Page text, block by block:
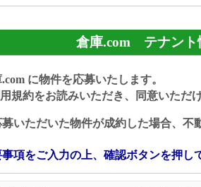
倉庫.com テナン
に物件を応募いたします。
規約をお読みいただき、同意いただ
募いただいた物件が成約した場合、不
事項をご入力の上、確認ボタンを押し